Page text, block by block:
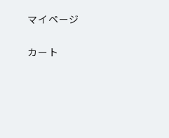
マイページ
カート